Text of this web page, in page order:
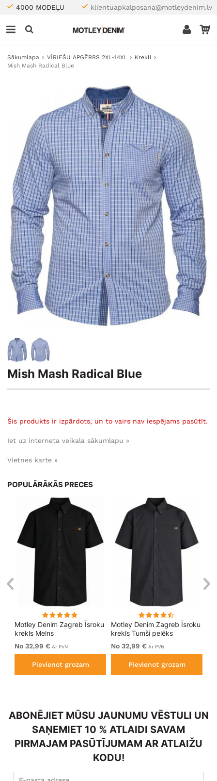
4000 MODEĻU klientuapkalposana@motleydenim.lv
Sākumlapa VĪRIEŠU APĢĒRBS 2XL-14XL
Krekli
Mish Mash Radical Blue
Mish Mash Radical Blue
Šis produkts ir izpārdots, un to vairs nav iespējams pasūtīt.
Iet uz interneta veikala sākumlapu »
Vietnes karte »
POPULĀRĀKĀS PRECES
Motley Denim Zagreb Īsroku
krekls Melns
No 32,99 € Ar PVN
Pievienot grozam
Motley Denim Zagreb Īsroku
krekls Tumši pelēks
No 32,99 € Ar PVN
Pievienot grozam
ABONĒJIET MŪSU JAUNUMU VĒSTULI UN
SAŅEMIET 10 % ATLAIDI SAVAM
PIRMAJAM PASŪTĪJUMAM AR ATLAIŽU
KODU!